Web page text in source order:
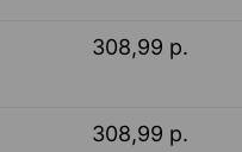
308,99 р.
308,99 р.